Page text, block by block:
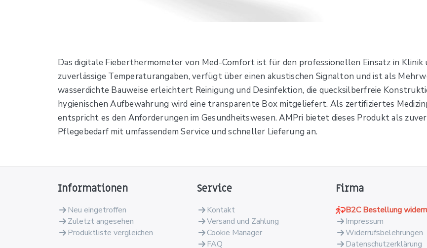
Das digitale Fieberthermometer von Med-Comfort ist für den professionellen Einsatz in
zuverlässige Temperaturangaben, verfügt über einen akustischen Signalton und ist als
wasserdichte Bauweise erleichtert Reinigung und Desinfektion, die quecksilberfreie
hygienischen Aufbewahrung wird eine transparente Box mitgeliefert. Als zertifiziertes
entspricht es den Anforderungen im Gesundheitswesen. AMPri bietet dieses Produkt als
Pflegebedarf mit umfassendem Service und schneller Lieferung an.
Informationen
Neu eingetroffen
Zuletzt angesehen
Produktliste vergleichen
Service
Kontakt
Versand und Zahlung
Cookie Manager
FAQ
Firma
B2C Bestellung
Impressum
Widerrufsbelehrungen
Datenschutzerklärung